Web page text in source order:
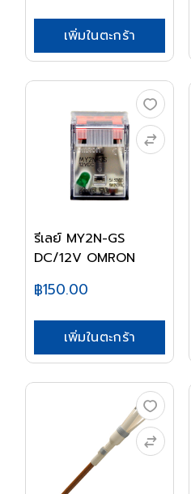
เพิ่มในตะกร้า
รีเลย์ MY2N-GS
DC/12V OMRON
฿150.00
เพิ่มในตะกร้า